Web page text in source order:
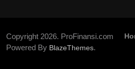
Copyright 2026. ProFinansi.com
Powered By BlazeThemes.